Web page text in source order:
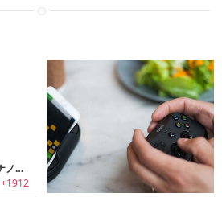
ZANO | ザノ 超スマートなナノ・ドローン
+1912